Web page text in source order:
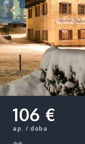
106 €
ap. / doba